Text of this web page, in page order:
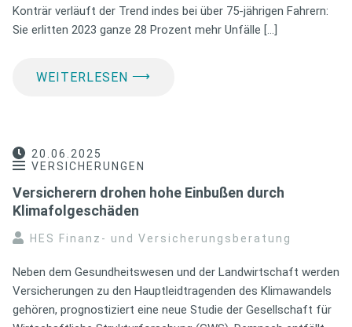
Konträr verläuft der Trend indes bei über 75-jährigen Fahrern:
Sie erlitten 2023 ganze 28 Prozent mehr Unfälle […]
WEITERLESEN ⟶
20.06.2025
VERSICHERUNGEN
Versicherern drohen hohe Einbußen durch
Klimafolgeschäden
HES Finanz- und Versicherungsberatung
Neben dem Gesundheitswesen und der Landwirtschaft werden
Versicherungen zu den Hauptleidtragenden des Klimawandels
gehören, prognostiziert eine neue Studie der Gesellschaft für